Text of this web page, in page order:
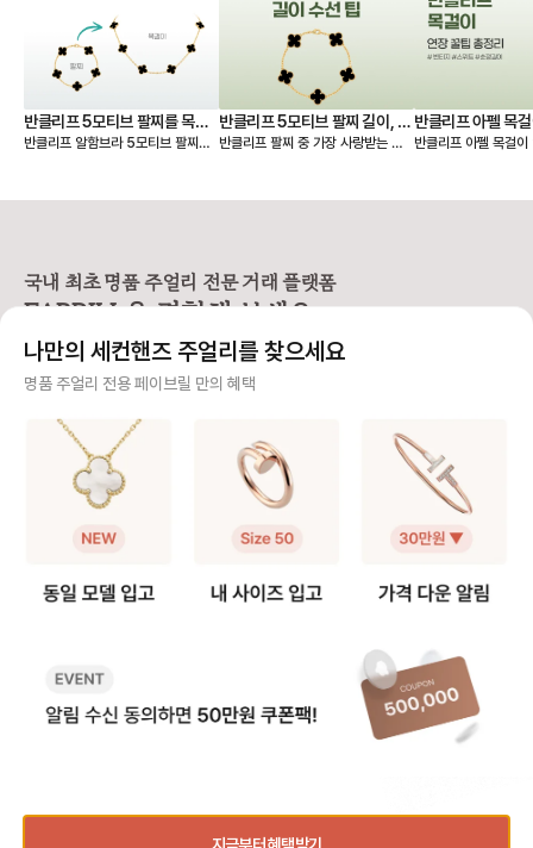
첫 반클리프를 기분 좋게 들이게 되
었네요. 오래오래 아껴 차겠습니다!
반클리프 5모티브 팔찌를 목걸
이로 만들기 - 실착비교, 연장체
반클리프 알함브라 5모티브 팔찌를
10모티브 목걸이가 하나 더 생긴 기
프 팔찌를 목걸이로 바꾸는 방법
1️⃣ 6모티브 목걸이 반클리프 알함브
팔찌 + 알함브라 빈티지 목걸이) -
팔찌 고리를 → 목걸이 클로버 쪽에
걸어주세요. - 목걸이 고리를 → 팔
인으로 5모티브 목걸이 - 연장체인
을 별도로 구매, 팔찌에 연결하여 목
걸이로 활용해요. 반클리프 5모티브
연장체인 등으로 키워드 검색해보시
면 구매 가능한 체인들을 별도 구매
상까지 맞춤으로 가능하니 원하는 스
반클리프 5모티브 팔찌 길이, 착
용팁-참으로 착용 vs 길이 수선
반클리프 팔찌 중 가장 사랑받는 제
닉스 모델 등 매장 구매 시 웨이팅 디
즈를 선택할 수 없고 총 길이 19cm
로 스펙이 동일해요. 손목이 얇은 분
요, 저 역시 오닉스 5모티브 팔찌를
😉 [반클리프 알함브라 5모티브 팔
· 클로버 안쪽에 잠금 고리를 걸어 참
처럼 연출하는 방법 · 클로버가 찰랑
거려 매력적이고 길이 수선이 필요
없음 · 다만, 혼자 착용하거나 뺄 때
조금 불편 2️⃣ AS로 길이 수선하기 ·
이는 방법 · 클로버 간격이 좁아져 손
가능 · 보통은 참으로 착용하다가 불
편하면 수선하는 경우가 많음 💁‍♀️ 길
기간: 보증서 기준 1년 이내 무상 1회
/ 이후 20~30만원 비용 발생 · 소요
시간: 공식 안내는 약 4주이나, 대부
분 일주일 내외로 받는다는 후기가
많음 · 추가 팁: 줄인 체인은 돌려받을
반클리프 아펠 목
총정리
반클리프 아펠 목걸
해 드릴 거예요 ✨ 그중에서도 특히
티브를 기준으로 양
크기가 작아 2·3cm
호되는 편이에요! 특히 빈티지는 4
cm, 스위트는 2cm
고리를 활용해 순정
이에요. 인기 모델인 빈티지 알함브
인의 길이는 42cm
연장을 하게 되면 42cm와 46cm
기간 - 구매 후 1년 이내, 최대 5c
m 범위 내에서 1회 무료 리사이징이
가능해요. - 평균 수선 소요 기간은
약 2주 정도 소요돼요. 🛍️ 서비스
수 방법 ✔️매장 방문 접수 제품 실물
국내 최초 명품 주얼리 전문 거래 플랫폼
FABRILL을 경험해 보세요.
사기 걱정 없는 안전 결제
니면 반환해 드려요.
주얼리 전문 이중 검수
주얼리 검수에 특화된 페이브릴 검수팀과 전문 감정사가 컨디션 및 정품 여부를 철저하고 꼼꼼하
게 확인해요.
주얼리 전문 지식을 토대로 사이즈, 가격대 등 주얼리를 거래하며 궁금할 수 있는 내용에 대한 밀
빠르고 확실한 물품 이동 과정
최적화된 검수 시스템으로 빠르고 효율적으로 물품이 이동될 뿐만 아니라, 이동 과정마다 알림톡
및 이미지로 확실하게 안내해 드려요.
나만의 세컨핸즈 주얼리를 찾으세요
명품 주얼리 전용 페이브릴 만의 혜택